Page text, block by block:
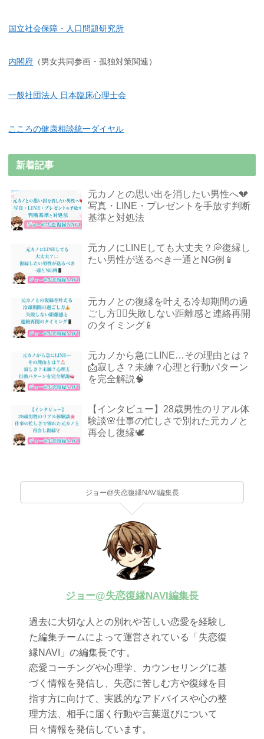
国立社会保障・人口問題研究所
内閣府 （男女共同参画・孤独対策関連）
一般社団法人 日本臨床心理士会
こころの健康相談統一ダイヤル
新着記事
元カノとの思い出を消したい男性へ💔
写真・LINE・プレゼントを手放す判断
基準と対処法
元カノにLINEしても大丈夫？💭復縁し
たい男性が送るべき一通とNG例📱
元カノとの復縁を叶える冷却期間の過
ごし方🧘‍♂️失敗しない距離感と連絡再開
のタイミング📱
元カノから急にLINE…その理由とは？
📩寂しさ？未練？心理と行動パターン
を完全解説🧠
【インタビュー】28歳男性のリアル体
験談🌸仕事の忙しさで別れた元カノと
再会し復縁🕊️
ジョー@失恋復縁NAVI編集長
ジョー@失恋復縁NAVI編集長
過去に大切な人との別れや苦しい恋愛を経験し
た編集チームによって運営されている「失恋復
縁NAVI」の編集長です。
恋愛コーチングや心理学、カウンセリングに基
づく情報を発信し、失恋に苦しむ方や復縁を目
指す方に向けて、実践的なアドバイスや心の整
理方法、相手に届く行動や言葉選びについて
日々情報を発信しています。